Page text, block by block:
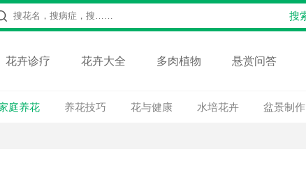
花卉诊疗 花卉大全 多肉植物 悬赏问答
庭养花 养花技巧 花与健康 水培花卉 盆景制作